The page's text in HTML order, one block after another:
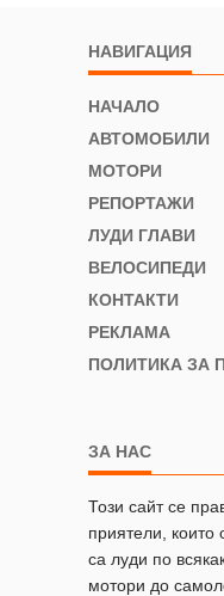
НАВИГАЦИЯ
НАЧАЛО
АВТОМОБИЛИ
МОТОРИ
РЕПОРТАЖИ
ЛУДИ ГЛАВИ
ВЕЛОСИПЕДИ
КОНТАКТИ
РЕКЛАМА
ПОЛИТИКА ЗА
ЗА НАС
Този сайт се
приятели, които
са луди по
мотори до